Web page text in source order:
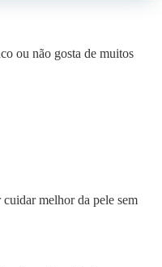
ou não gosta de muitos
melhor da pele sem